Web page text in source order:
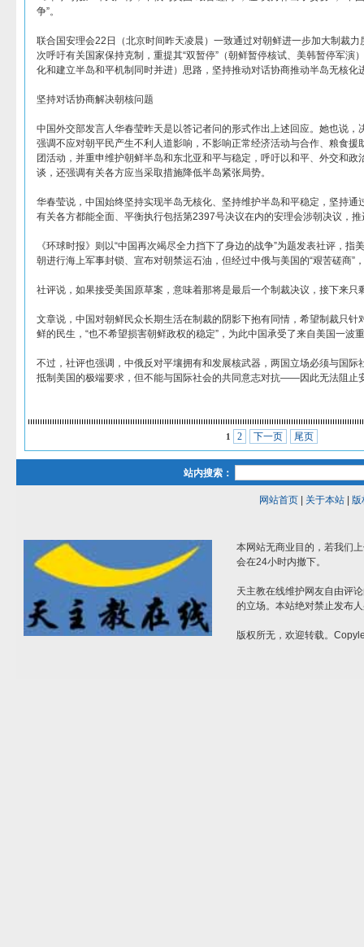
争”。
联合国安理会22日（北京时间昨天凌晨）一致通过对朝鲜进一步加大制裁
次呼吁有关国家保持克制，重提其“双暂停”（朝鲜暂停核试、美韩暂停军演
化和建立半岛和平机制同时并进）思路，坚持推动对话协商推动半岛无核化
坚持对话协商解决朝核问题
中国外交部发言人华春莹昨天是以答记者问的形式作出上述回应。她也说，
强调不应对朝平民产生不利人道影响，不影响正常经济活动与合作、粮食援
团活动，并重申维护朝鲜半岛和东北亚和平与稳定，呼吁以和平、外交和政
谈，还强调有关各方应当采取措施降低半岛紧张局势。
华春莹说，中国始终坚持实现半岛无核化、坚持维护半岛和平稳定，坚持通
有关各方都能全面、平衡执行包括第2397号决议在内的安理会涉朝决议，
《环球时报》则以“中国再次竭尽全力挡下了身边的战争”为题发表社评，指
朝进行海上军事封锁、宣布对朝禁运石油，但经过中俄与美国的“艰苦磋商”
社评说，如果接受美国原草案，意味着那将是最后一个制裁决议，接下来只
文章说，中国对朝鲜民众长期生活在制裁的阴影下抱有同情，希望制裁只针
鲜的民生，“也不希望损害朝鲜政权的稳定”，为此中国承受了来自美国一波
不过，社评也强调，中俄反对平壤拥有和发展核武器，两国立场必须与国
抵制美国的极端要求，但不能与国际社会的共同意志对抗——因此无法阻止
1 2 下一页 尾页
站内搜索：
网站首页| 关于本站| 版
本网站无商业目的，若我们
会在24小时内撤下。
天主教在线维护网友自由评
的立场。本站绝对禁止发布
版权所无，欢迎转载。